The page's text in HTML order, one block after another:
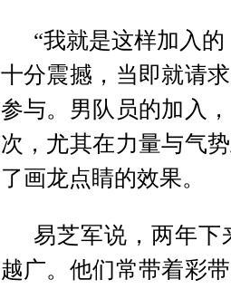
“我就是这样加入
十分震撼，当即就请
参与。男队员的加入
次，尤其在力量与气
了画龙点睛的效果。
易芝军说，两年
越广。他们常带着彩